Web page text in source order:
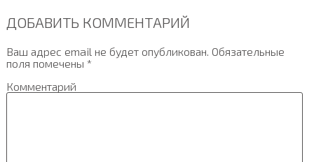
ДОБАВИТЬ КОММЕНТАРИЙ
Ваш адрес email не будет опубликован. Обязательные
поля помечены *
Комментарий